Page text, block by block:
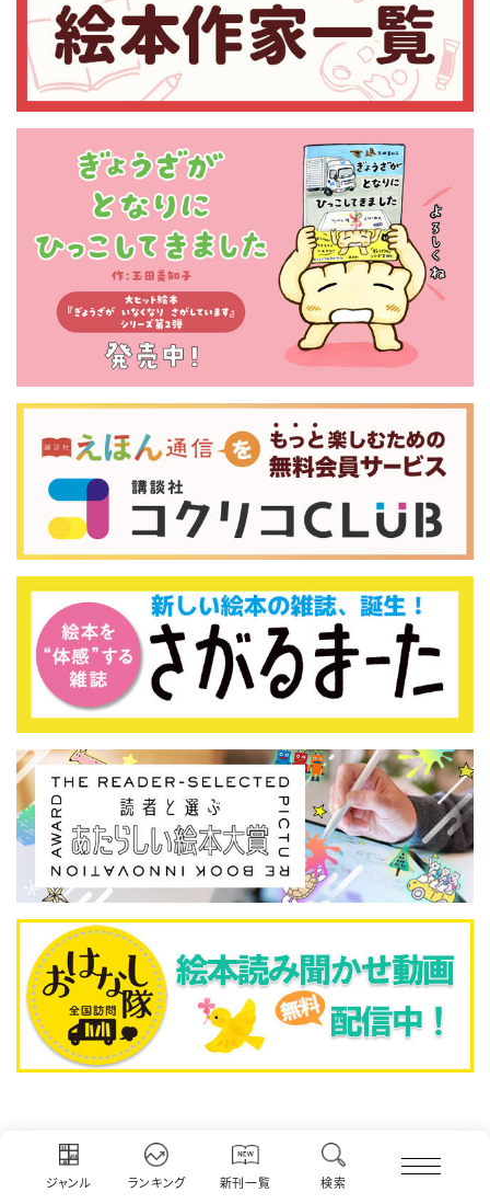
ジャンル ランキング 新刊一覧 検索
人気記事ランキング